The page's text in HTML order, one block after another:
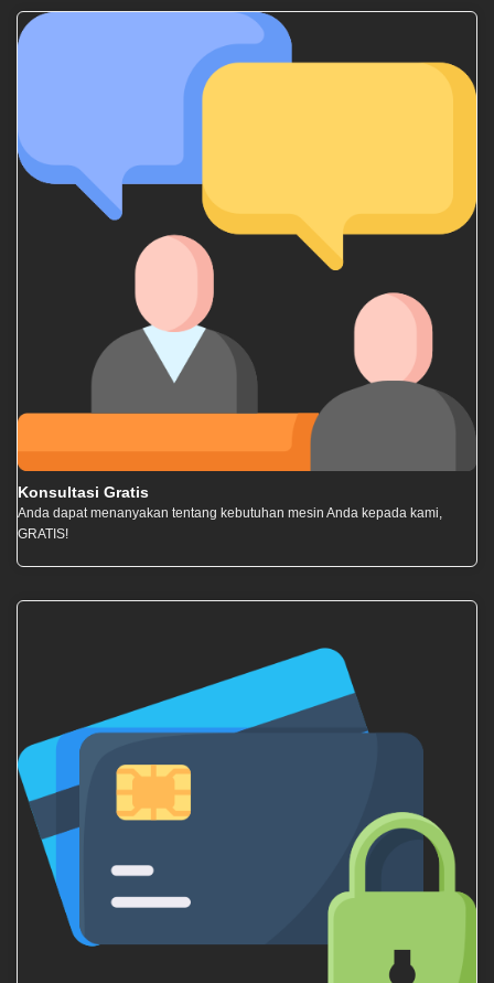
Konsultasi Gratis
Anda dapat menanyakan tentang kebutuhan mesin Anda kepada kami,
GRATIS!